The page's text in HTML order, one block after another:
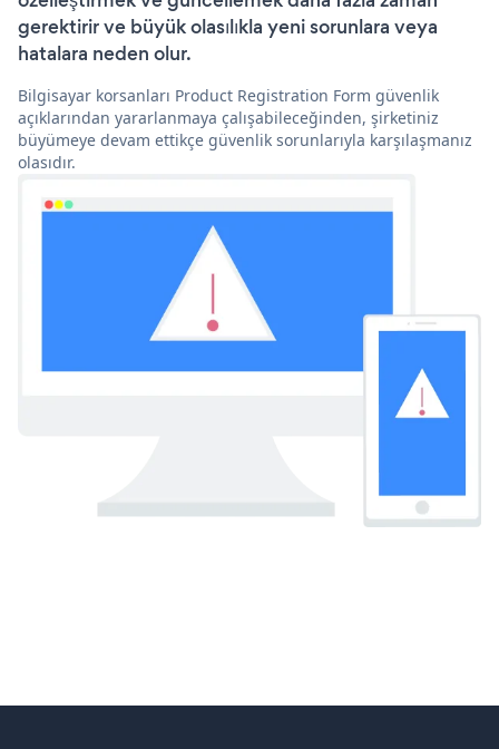
gerektirir ve büyük olasılıkla yeni sorunlara veya
hatalara neden olur.
Bilgisayar korsanları Product Registration Form güvenlik
açıklarından yararlanmaya çalışabileceğinden, şirketiniz
büyümeye devam ettikçe güvenlik sorunlarıyla karşılaşmanız
olasıdır.